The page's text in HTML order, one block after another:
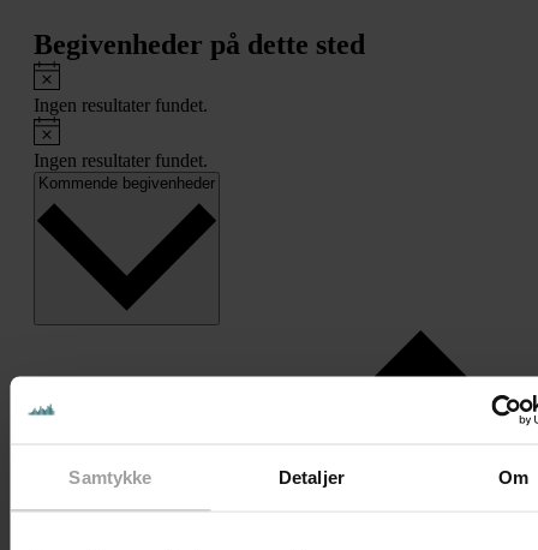
Samtykke Detaljer Om
Begivenheder på dette sted
Notice
Ingen resultater fundet.
Notice
Ingen resultater fundet.
Kommende begivenheder